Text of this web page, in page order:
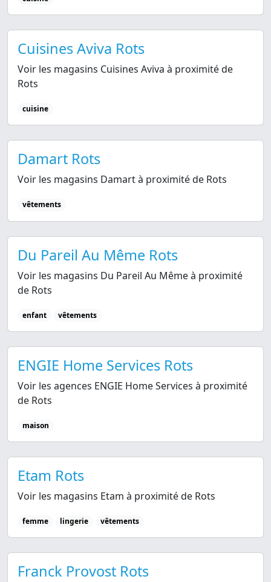
Cuisines Aviva Rots
Voir les magasins Cuisines Aviva à proximité de
Rots
cuisine
Damart Rots
Voir les magasins Damart à proximité de Rots
vêtements
Du Pareil Au Même Rots
Voir les magasins Du Pareil Au Même à proximité
de Rots
enfant vêtements
ENGIE Home Services Rots
Voir les agences ENGIE Home Services à proximité
de Rots
maison
Etam Rots
Voir les magasins Etam à proximité de Rots
femme lingerie vêtements
Franck Provost Rots